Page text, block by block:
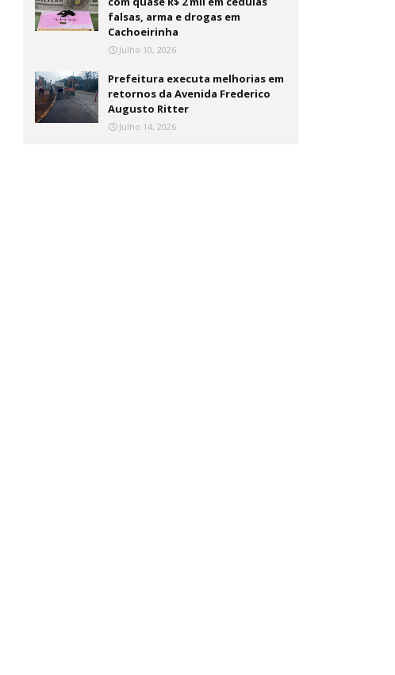
falsas, arma e drogas em
Cachoeirinha
Julho 10, 2026
Prefeitura executa melhorias em
retornos da Avenida Frederico
Augusto Ritter
Julho 14, 2026